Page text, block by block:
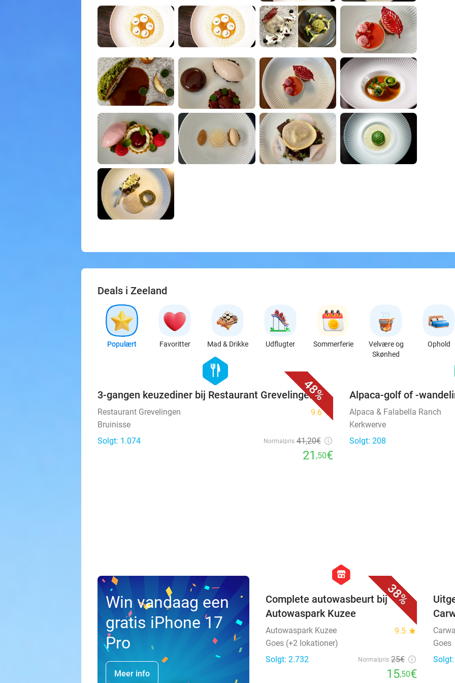
Deals i Zeeland
Populært
Skønhed
48%
hexagon
food
3-gangen keuzediner bij Restaurant Grevelingen
Restaurant Grevelingen 9.6
Bruinisse
Solgt: 1.074
41 ,20 €
21 ,50€
Alpaca-golf of -
Alpaca & Falabella Ranch
Kerkwerve
Solgt: 208
Win vandaag een
gratis iPhone 17
Pro
Meer info
38%
hexagon
store
Complete autowasbeurt bij
Autowaspark Kuzee
Autowaspark Kuzee 9.5 star
Goes (+2 lokationer)
Solgt: 2.732
25€
15 ,50€
Goes